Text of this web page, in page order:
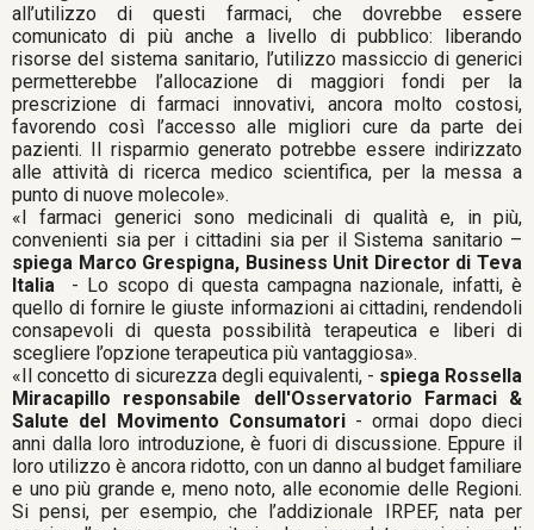
all’utilizzo di questi farmaci, che dovrebbe essere
comunicato di più anche a livello di pubblico: liberando
risorse del sistema sanitario, l’utilizzo massiccio di generici
permetterebbe l’allocazione di maggiori fondi per la
prescrizione di farmaci innovativi, ancora molto costosi,
favorendo così l’accesso alle migliori cure da parte dei
pazienti. Il risparmio generato potrebbe essere indirizzato
alle attività di ricerca medico scientifica, per la messa a
punto di nuove molecole».
«I farmaci generici sono medicinali di qualità e, in più,
convenienti sia per i cittadini sia per il Sistema sanitario –
spiega Marco Grespigna, Business Unit Director di Teva
Italia - Lo scopo di questa campagna nazionale, infatti, è
quello di fornire le giuste informazioni ai cittadini, rendendoli
consapevoli di questa possibilità terapeutica e liberi di
scegliere l’opzione terapeutica più vantaggiosa».
«Il concetto di sicurezza degli equivalenti, - spiega Rossella
Miracapillo responsabile dell'Osservatorio Farmaci &
Salute del Movimento Consumatori- ormai dopo dieci
anni dalla loro introduzione, è fuori di discussione. Eppure il
loro utilizzo è ancora ridotto, con un danno al budget familiare
e uno più grande e, meno noto, alle economie delle Regioni.
Si pensi, per esempio, che l’addizionale IRPEF, nata per